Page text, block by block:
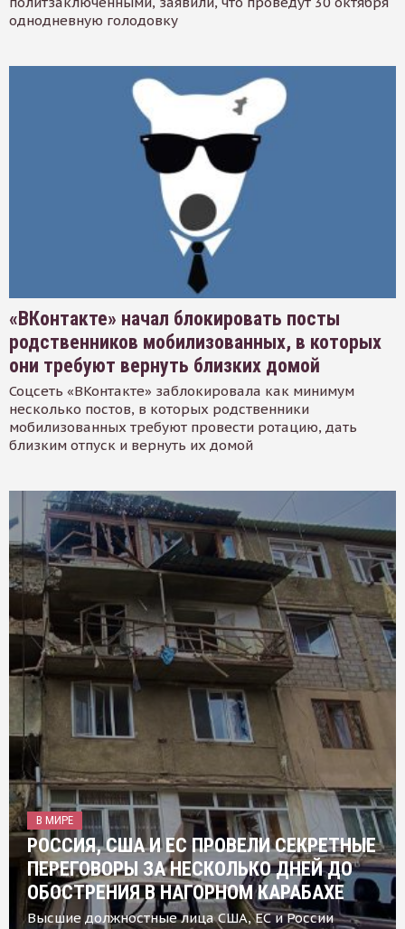
однодневную голодовку
«ВКонтакте» начал блокировать посты
родственников мобилизованных, в которых
они требуют вернуть близких домой
Соцсеть «ВКонтакте» заблокировала как минимум
несколько постов, в которых родственники
мобилизованных требуют провести ротацию, дать
близким отпуск и вернуть их домой
В МИРЕ
РОССИЯ, США И ЕС ПРОВЕЛИ СЕКРЕТНЫЕ
ПЕРЕГОВОРЫ ЗА НЕСКОЛЬКО ДНЕЙ ДО
ОБОСТРЕНИЯ В НАГОРНОМ КАРАБАХЕ
Высшие должностные лица США, ЕС и России